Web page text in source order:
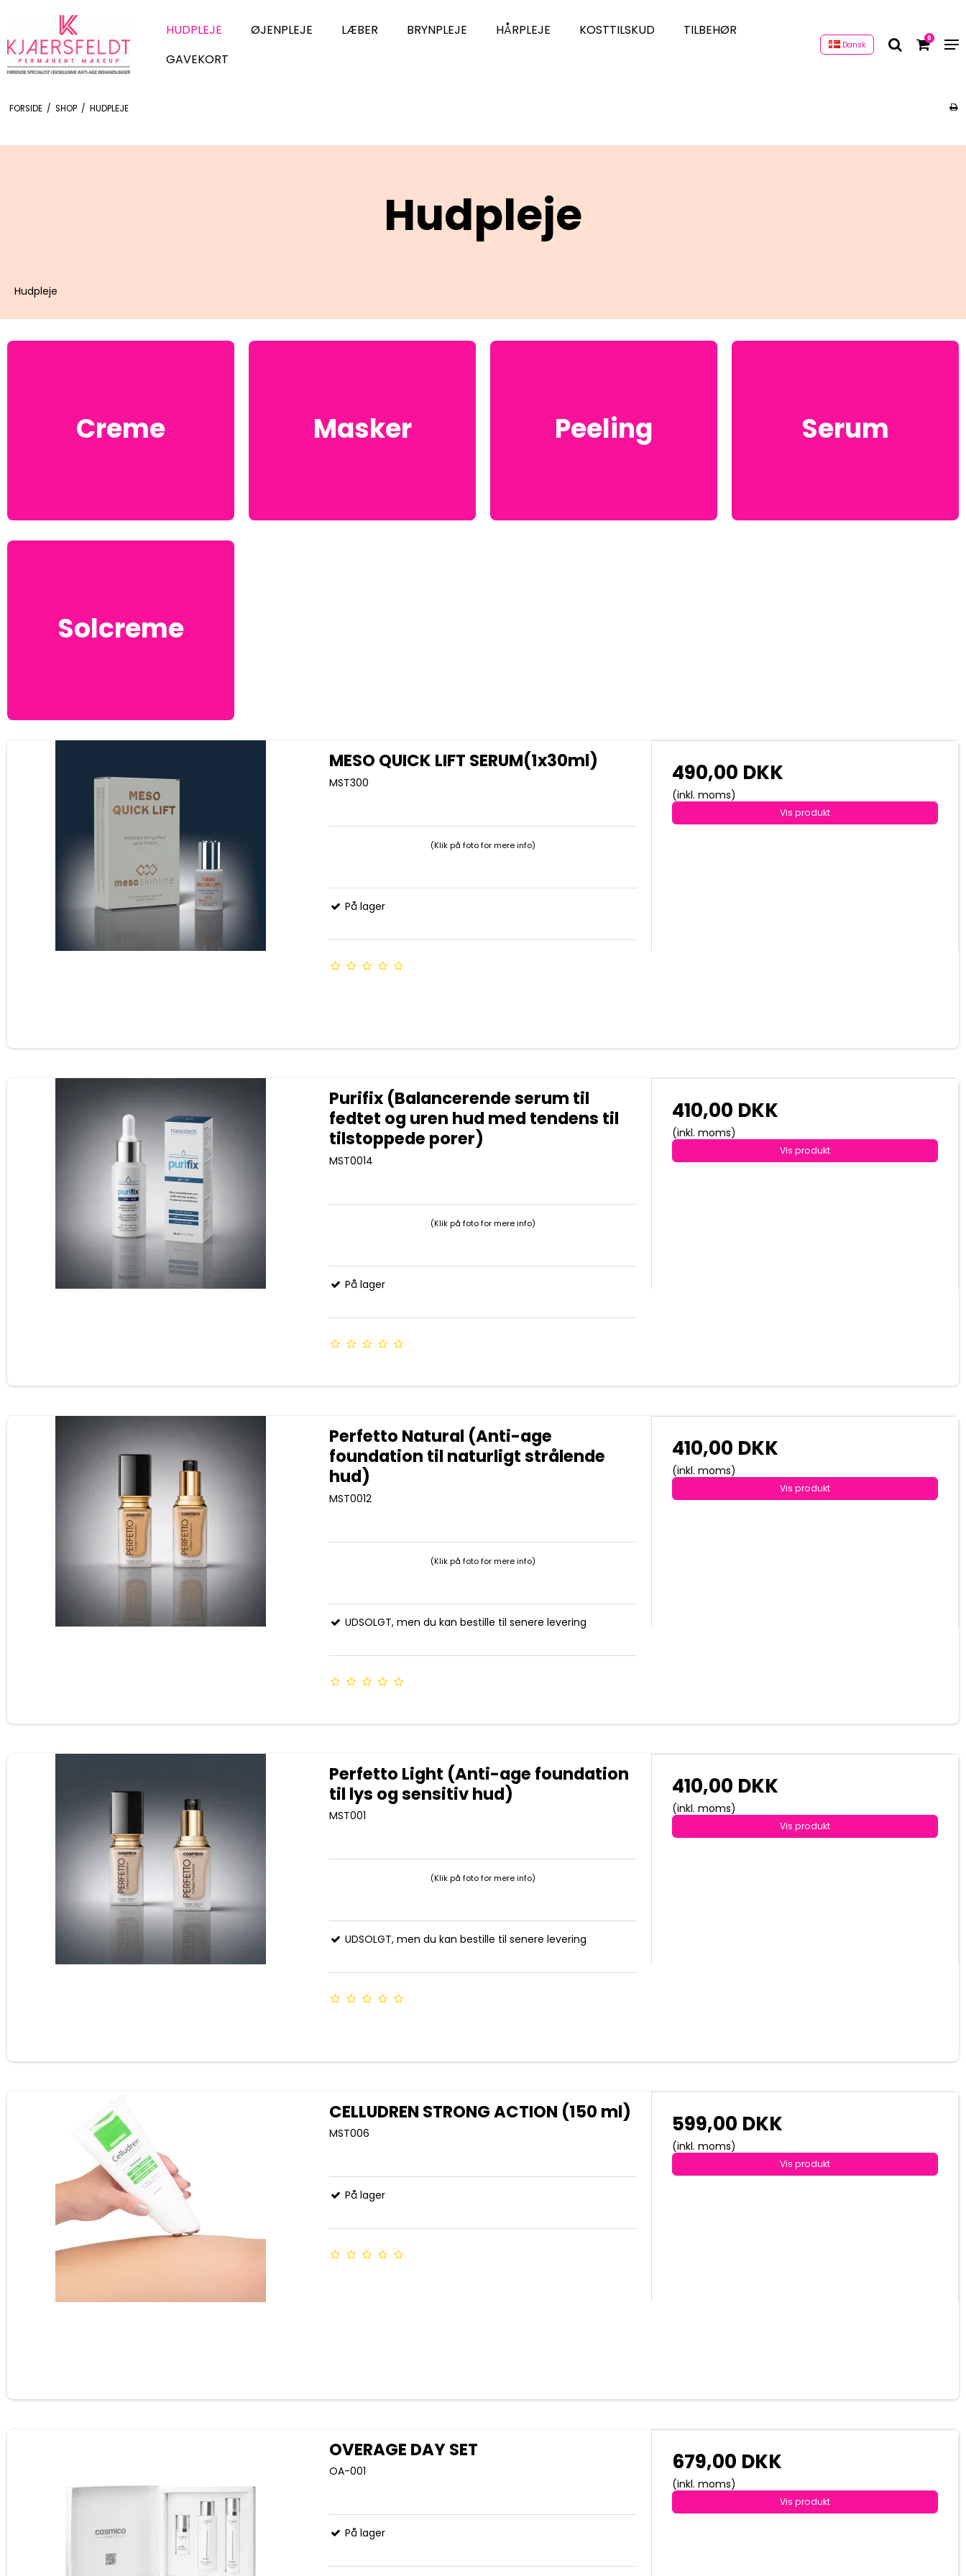
HUDPLEJE ØJENPLEJE LÆBER BRYNPLEJE HÅRPLEJE KOSTTILSKUD
TILBEHØR
GAVEKORT
Dansk
0
FORSIDE / SHOP / HUDPLEJE
Hudpleje
Hudpleje
Creme Masker Peeling Serum
Solcreme
MESO QUICK LIFT SERUM(1x30ml)
MST300
(Klik på foto for mere info)
På lager
490,00 DKK
(inkl. moms)
Vis produkt
Purifix (Balancerende serum til
fedtet og uren hud med tendens til
tilstoppede porer)
MST0014
(Klik på foto for mere info)
På lager
410,00 DKK
(inkl. moms)
Vis produkt
Perfetto Natural (Anti-age
foundation til naturligt strålende
hud)
MST0012
(Klik på foto for mere info)
UDSOLGT, men du kan bestille til senere levering
410,00 DKK
(inkl. moms)
Vis produkt
Perfetto Light (Anti-age foundation
til lys og sensitiv hud)
MST001
(Klik på foto for mere info)
UDSOLGT, men du kan bestille til senere levering
410,00 DKK
(inkl. moms)
Vis produkt
CELLUDREN STRONG ACTION (150 ml)
MST006
På lager
599,00 DKK
(inkl. moms)
Vis produkt
OVERAGE DAY SET
OA-001
På lager
679,00 DKK
(inkl. moms)
Vis produkt